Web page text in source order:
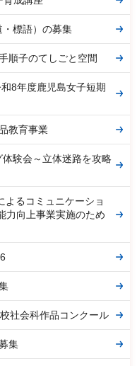
標語）の募集
順子のてしごと空間
8年度鹿児島女子短期
教育事業
験会～立体迷路を攻略
よるコミュニケーショ
力向上事業実施のため
社会科作品コンクール
集